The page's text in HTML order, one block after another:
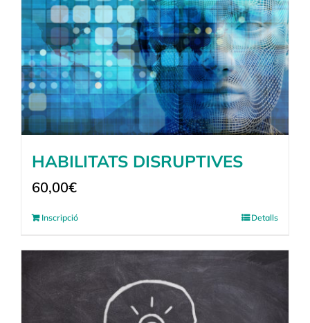
HABILITATS DISRUPTIVES
60,00€
Inscripció Detalls